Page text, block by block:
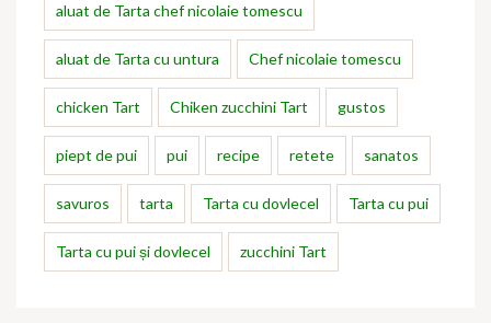
aluat de Tarta chef nicolaie tomescu
aluat de Tarta cu untura Chef nicolaie tomescu
chicken Tart Chiken zucchini Tart gustos
piept de pui pui recipe retete sanatos
savuros tarta Tarta cu dovlecel Tarta cu pui
Tarta cu pui și dovlecel zucchini Tart